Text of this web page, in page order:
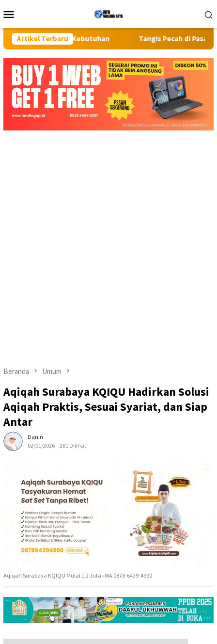
ke
Mobile
Artikel Terbaru
Kebutuhan Tangis Pecah di Pasar Kaget Binjai:
Beranda Umum
Aqiqah Surabaya KQIQU Hadirkan Solusi
Aqiqah Praktis, Sesuai Syariat, dan Siap
Antar
Danin
02/01/2026
281 Dilihat
Aqiqah Surabaya KQIQU Mulai 1,2 Juta › WA 0878-6439-4990